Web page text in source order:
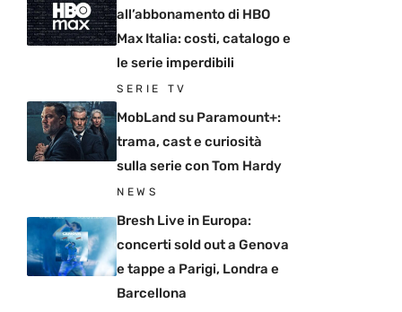
all’abbonamento di HBO
Max Italia: costi, catalogo e
le serie imperdibili
SERIE TV
MobLand su Paramount+:
trama, cast e curiosità
sulla serie con Tom Hardy
NEWS
Bresh Live in Europa:
concerti sold out a Genova
e tappe a Parigi, Londra e
Barcellona